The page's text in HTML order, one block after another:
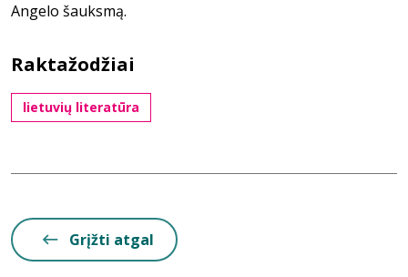
Angelo šauksmą.
Raktažodžiai
lietuvių literatūra
Grįžti atgal